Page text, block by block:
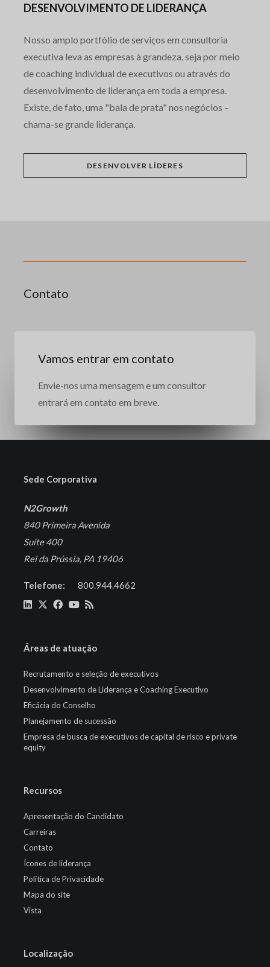
DESENVOLVIMENTO DE LIDERANÇA
Nosso amplo portfólio de serviços em consultoria
executiva leva as empresas à grandeza, seja por meio
de coaching individual de executivos ou através do
desenvolvimento de liderança em toda a empresa.
Existe, de fato, uma "bala de prata" nos negócios –
chama-se grande liderança.
DESENVOLVER LÍDERES
Contato
Vamos entrar em contato
Envie-nos uma mensagem e um consultor
entrará em contato em breve.
Sede Corporativa
N2Growth
840 Primeira Avenida
Suíte 400
Rei da Prússia, PA 19406
Telefone: 800.944.4662
Áreas de atuação
Recrutamento e seleção de executivos
Desenvolvimento de Liderança e Coaching Executivo
Eficácia do Conselho
Planejamento de sucessão
Empresa de busca de executivos de capital de risco e private
equity
Recursos
Apresentação do Candidato
Carreiras
Contato
Ícones de liderança
Política de Privacidade
Mapa do site
Vista
Localização